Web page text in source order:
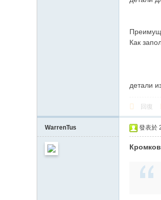
Как
детали
回復
WarrenTus 發表於